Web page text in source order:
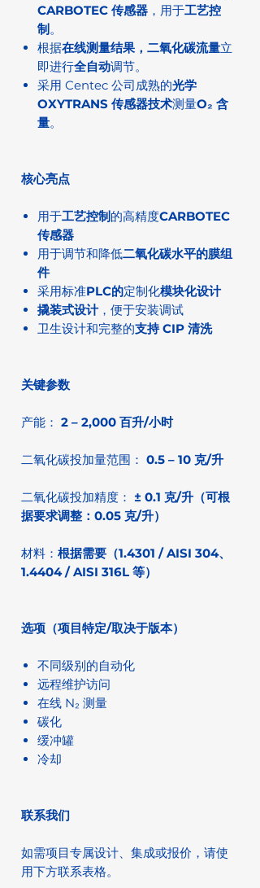
CARBOTEC 传感器 ，用于工艺控
制。
根据在线测量结果， 二氧化碳流量立
即进行全自动调节。
采用 Centec 公司成熟的光学
OXYTRANS 传感器技术测量O₂ 含
量。
核心亮点
用于工艺控制的高精度CARBOTEC
传感器
用于调节和降低二氧化碳水平的膜组
件
采用标准PLC的定制化模块化设计
撬装式设计，便于安装调试
卫生设计和完整的支持 CIP 清洗
关键参数
产能： 2 – 2,000 百升/小时
二氧化碳投加量范围： 0.5 – 10 克/升
二氧化碳投加精度： ± 0.1 克/升（可根
据要求调整：0.05 克/升）
材料： 根据需要（1.4301 / AISI 304、
1.4404 / AISI 316L 等）
选项（项目特定/取决于版本）
不同级别的自动化
远程维护访问
在线 N₂ 测量
碳化
缓冲罐
冷却
联系我们
如需项目专属设计、集成或报价，请使
用下方联系表格。